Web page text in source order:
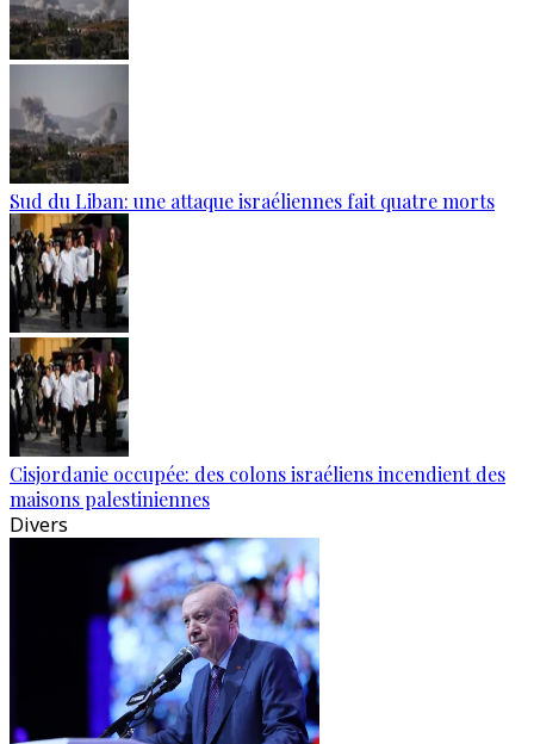
Sud du Liban: une attaque israéliennes fait quatre morts
Cisjordanie occupée: des colons israéliens incendient des
maisons palestiniennes
Divers